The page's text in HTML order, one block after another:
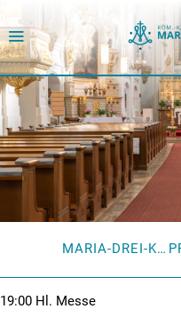
MARIA-DREI-KIRCHEN
19:00 Hl. Messe